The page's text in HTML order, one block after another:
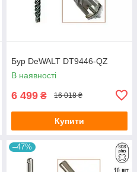
Бур DeWALT DT9446-QZ
В наявності
6 499 ₴ 16 018 ₴
Купити
–47%